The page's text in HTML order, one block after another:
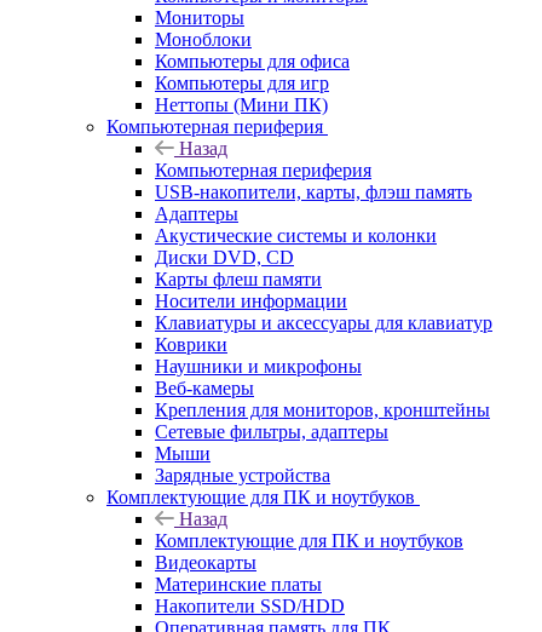
Мониторы
Моноблоки
Компьютеры для офиса
Компьютеры для игр
Неттопы (Мини ПК)
Компьютерная периферия
Назад
Компьютерная периферия
USB-накопители, карты, флэш память
Адаптеры
Акустические системы и колонки
Диски DVD, CD
Карты флеш памяти
Носители информации
Клавиатуры и аксессуары для клавиатур
Коврики
Наушники и микрофоны
Веб-камеры
Крепления для мониторов, кронштейны
Сетевые фильтры, адаптеры
Мыши
Зарядные устройства
Комплектующие для ПК и ноутбуков
Назад
Комплектующие для ПК и ноутбуков
Видеокарты
Материнские платы
Накопители SSD/HDD
Оперативная память для ПК